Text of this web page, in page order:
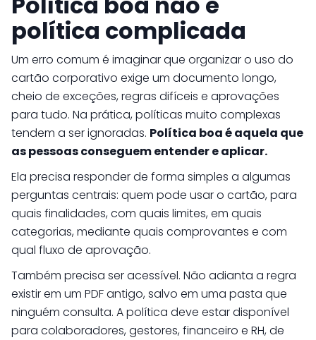
política complicada
Um erro comum é imaginar que organizar o uso do
cartão corporativo exige um documento longo,
cheio de exceções, regras difíceis e aprovações
para tudo. Na prática, políticas muito complexas
tendem a ser ignoradas. Política boa é aquela que
as pessoas conseguem entender e aplicar.
Ela precisa responder de forma simples a algumas
perguntas centrais: quem pode usar o cartão, para
quais finalidades, com quais limites, em quais
categorias, mediante quais comprovantes e com
qual fluxo de aprovação.
Também precisa ser acessível. Não adianta a regra
existir em um PDF antigo, salvo em uma pasta que
ninguém consulta. A política deve estar disponível
para colaboradores, gestores, financeiro e RH, de